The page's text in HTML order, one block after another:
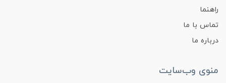
راهنما
تماس با ما
درباره ما
منوی وب‌سایت